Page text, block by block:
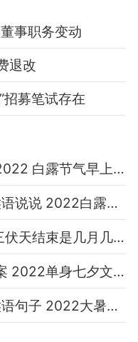
事职务变动
退改
招募笔试存在
白露节气早安心语说说配图2022 白露节气早上好的图片说说2022
2022白露节气图片最新问候语说说 2022白露节气朋友圈文字带图句子
加长版三伏天结束了 2022三伏天结束是几月几日有几天
七夕单身一个人过节专属文案 2022单身七夕文案搞笑句子
2022大暑节气发朋友圈问候语句子 2022大暑节气到了的祝福语说说